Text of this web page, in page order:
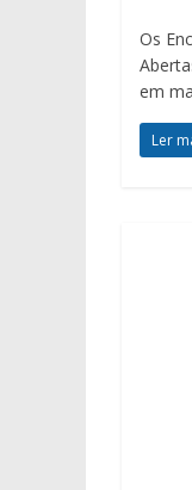
Os
em
Ler